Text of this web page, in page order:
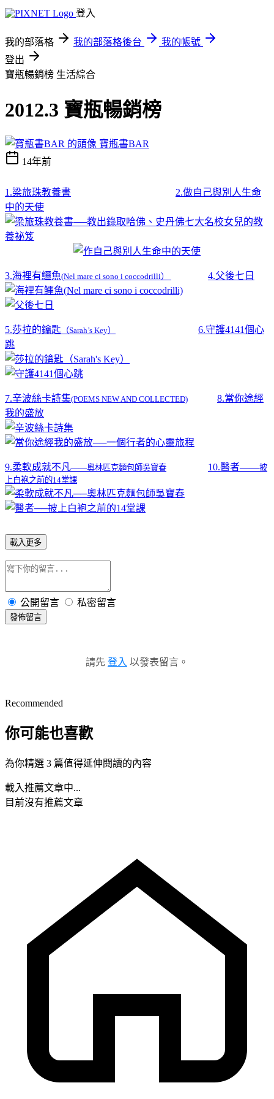
登入
我的部落格 我的部落格後台
我的帳號
登出
寶瓶暢銷榜 生活綜合
2012.3 寶瓶暢銷榜
寶瓶書BAR
14年前
1.梁旅珠教養書
2.做自己與別人生命
中的天使
3.海裡有鱷魚(Nel mare ci sono i coccodrilli） 4.父後七日
5.莎拉的鑰匙 （Sarah’s Key）
6.守護4141個心
跳
7.辛波絲卡詩集(POEMS NEW AND COLLECTED)
8.當你途經
我的盛放
9.柔軟成就不凡——奧林匹克麵包師吳寶春 10.醫者——披
上白袍之前的14堂課
載入更多
公開留言 私密留言
發佈留言
請先 登入 以發表留言。
Recommended
你可能也喜歡
為你精選 3 篇值得延伸閱讀的內容
載入推薦文章中...
目前沒有推薦文章